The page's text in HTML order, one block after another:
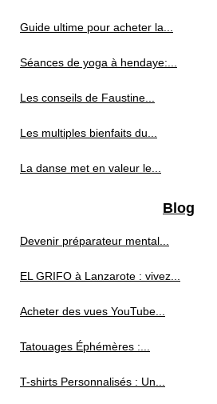
Guide ultime pour acheter la...
Séances de yoga à hendaye:...
Les conseils de Faustine...
Les multiples bienfaits du...
La danse met en valeur le...
Blog
Devenir préparateur mental...
EL GRIFO à Lanzarote : vivez...
Acheter des vues YouTube...
Tatouages Éphémères :...
T-shirts Personnalisés : Un...